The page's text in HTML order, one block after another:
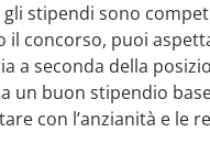
stipendi sono
il concorso, puoi
a seconda della
un buon stipendio
con l’anzianità e le